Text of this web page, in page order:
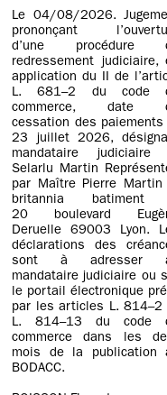
Le 04/08/2026.
prononçant
d’une procédure
redressement judiciaire,
application du II de
L. 681–2 du code
commerce, date
cessation des
23 juillet 2026,
mandataire judiciaire
Selarlu Martin
par Maître Pierre Martin
britannia batiment
20 boulevard
Deruelle 69003 Lyon.
déclarations des
sont à adresser
mandataire judiciaire ou
le portail électronique
par les articles L. 814–2
L. 814–13 du code
commerce dans les
mois de la publication
BODACC.